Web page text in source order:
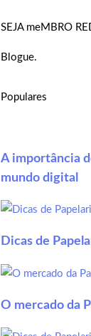
SEJA meMBRO
Blogue.
Populares
A importância
mundo digital
Dicas de
O mercado da